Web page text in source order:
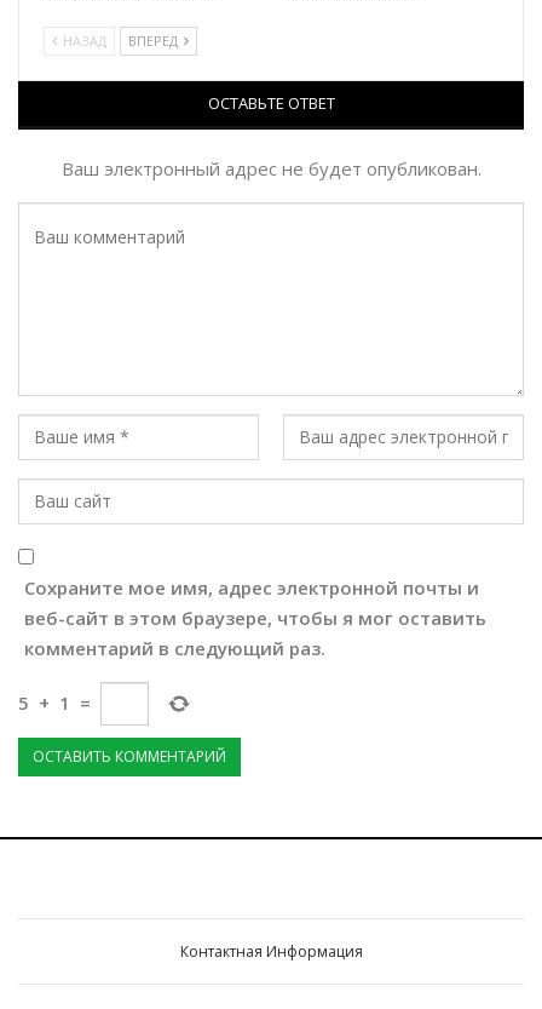
НАЗАД ВПЕРЕД
ОСТАВЬТЕ ОТВЕТ
Ваш электронный адрес не будет опубликован.
Сохраните мое имя, адрес электронной почты и
веб-сайт в этом браузере, чтобы я мог оставить
комментарий в следующий раз.
5 + 1 =
Контактная Информация